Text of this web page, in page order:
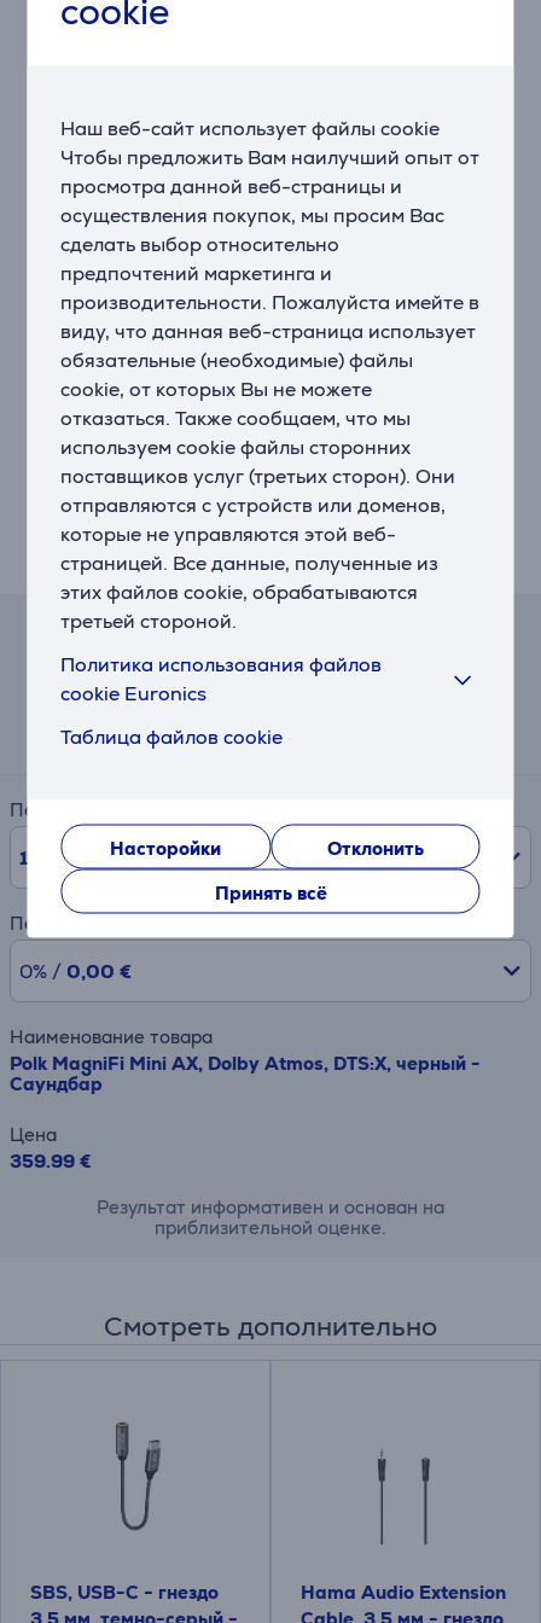
cookie
Наш веб-сайт использует файлы cookie
Чтобы предложить Вам наилучший опыт от
просмотра данной веб-страницы и
осуществления покупок, мы просим Вас
сделать выбор относительно
предпочтений маркетинга и
производительности. Пожалуйста имейте в
виду, что данная веб-страница использует
обязательные (необходимые) файлы
cookie, от которых Вы не можете
отказаться. Также сообщаем, что мы
используем cookie файлы сторонних
поставщиков услуг (третьих сторон). Они
отправляются с устройств или доменов,
которые не управляются этой веб-
страницей. Все данные, полученные из
этих файлов cookie, обрабатываются
третьей стороной.
Политика использования файлов
cookie Euronics
Таблица файлов cookie
Насторойки
Отклонить
Принять всё
подключается по Bluetooth.
Устали от постоянного регулирования громкости?
Не пропускайте больше ни одного слова из диалога.
Запатентованная технология Voice Adjust от Polk,
созданная для удучшения слышимости диалогов из
центрального канала саундбара MagniFi, повышает
только уровень голосов, не меняя уровня громкости
саундбара.
ЛЕГКАЯ НАСТРОЙКА И ПОЛНАЯ
УНИВЕРСАЛЬНОСТЬ
Простое подключение с помощью всего одного
кабеля к любому телевизору либо через HDMI
arc/ARC (кабель HDMI входит в комплект), либо по
оптическому кабелю или через AUX-вход. Кроме
того, MagniFi AX работает с большинством пультов
дистанционного управления телевизором без
дополнительных настроек.
Калькулятор лизинга и аренды
Примерный размер ежемесячного платежа
38 €
Период
10 мес.
Первый взнос
0% / 0,00 €
Наименование товара
Polk MagniFi Mini AX, Dolby Atmos, DTS:X, черный -
Саундбар
Цена
359.99 €
Результат информативен и основан на
приблизительной оценке.
Смотреть дополнительно
SBS, USB-C - гнездо
Hama Audio Extension